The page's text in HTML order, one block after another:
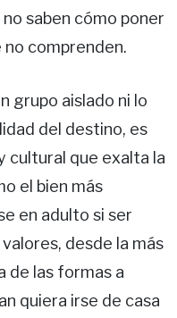
saben cómo poner
comprenden.
grupo aislado ni lo
del destino, es
cultural que exalta la
el bien más
en adulto si ser
desde la más
de las formas a
quiera irse de casa